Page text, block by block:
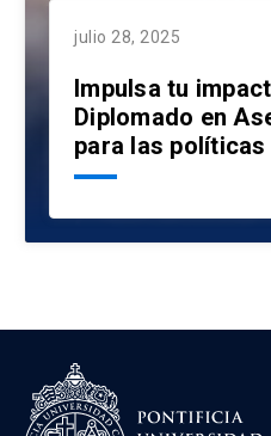
julio 28, 2025
Impulsa tu
Diplomado en
para las políticas